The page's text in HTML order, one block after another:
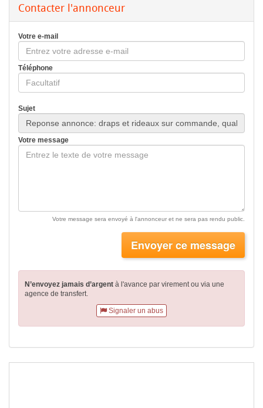
Contacter l'annonceur
Votre e-mail
Téléphone
Sujet
Votre message
Votre message sera envoyé à l'annonceur et ne sera pas rendu public.
Envoyer ce message
N’envoyez jamais d’argent à l'avance par virementou via une
agence de transfert.
Signaler un abus